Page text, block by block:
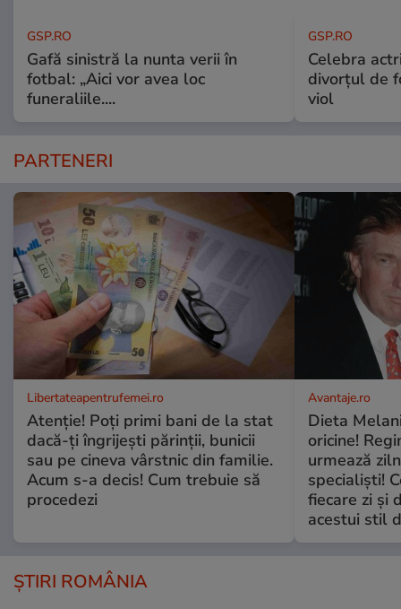
GSP.RO
Gafă sinistră la nunta verii în
fotbal: „Aici vor avea loc
funeraliile....
GSP.RO
Celebra
divorțul de
viol
PARTENERI
Libertateapentrufemei.ro
Atenție! Poți primi bani de la stat
dacă-ți îngrijești părinții, bunicii
sau pe cineva vârstnic din familie.
Acum s-a decis! Cum trebuie să
procedezi
Avantaje.ro
Dieta
oricine!
urmează
specialiști!
fiecare zi și
acestui stil
ȘTIRI ROMÂNIA